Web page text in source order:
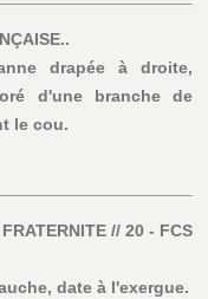
drapée à droite,
d'une branche de
le cou.
// 20 - FCS
date à l'exergue.